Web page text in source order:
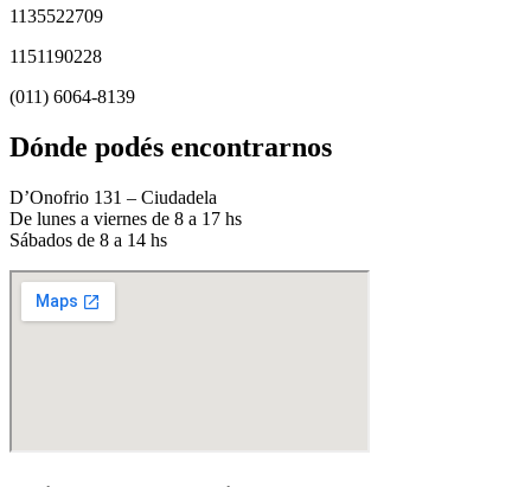
1135522709
1151190228
(011) 6064-8139
Dónde podés encontrarnos
D’Onofrio 131 – Ciudadela
De lunes a viernes de 8 a 17 hs
Sábados de 8 a 14 hs